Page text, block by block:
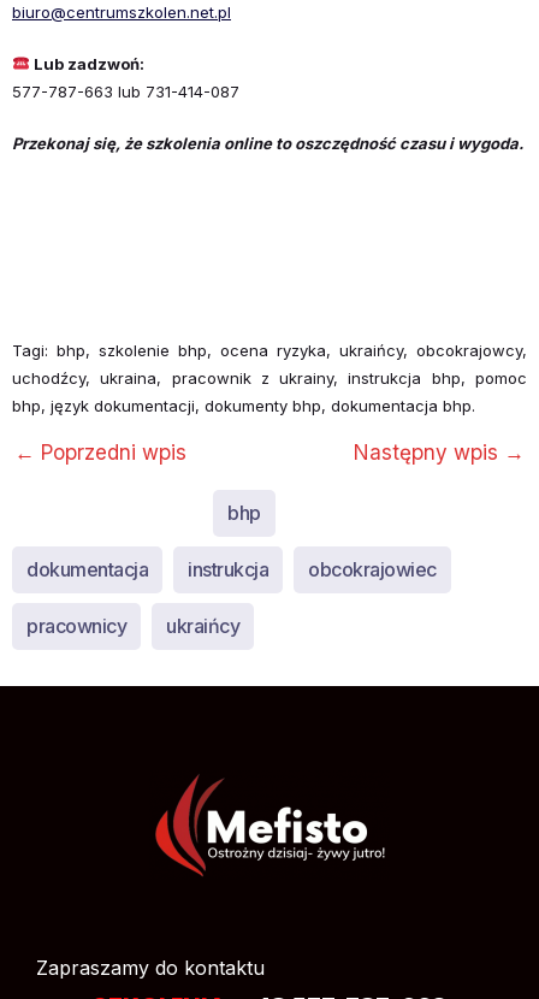
biuro@centrumszkolen.net.pl
Lub zadzwoń:
577-787-663 lub 731-414-087
Przekonaj się, że szkolenia online to oszczędność czasu i wygoda.
Tagi: bhp, szkolenie bhp, ocena ryzyka, ukraińcy, obcokrajowcy,
uchodźcy, ukraina, pracownik z ukrainy, instrukcja bhp, pomoc
bhp, język dokumentacji, dokumenty bhp, dokumentacja bhp.
← Poprzedni wpis Następny wpis →
bhp
dokumentacja instrukcja obcokrajowiec
pracownicy ukraińcy
Zapraszamy do kontaktu